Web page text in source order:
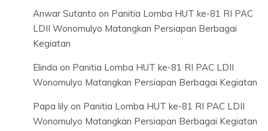
Anwar Sutanto on Panitia Lomba HUT ke-81 RI PAC
LDII Wonomulyo Matangkan Persiapan Berbagai
Kegiatan
Elinda on Panitia Lomba HUT ke-81 RI PAC LDII
Wonomulyo Matangkan Persiapan Berbagai Kegiatan
Papa lily on Panitia Lomba HUT ke-81 RI PAC LDII
Wonomulyo Matangkan Persiapan Berbagai Kegiatan